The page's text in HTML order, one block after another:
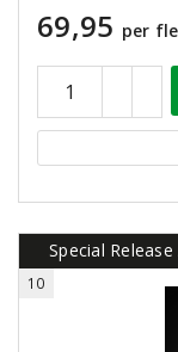
69,95 per
Special
10